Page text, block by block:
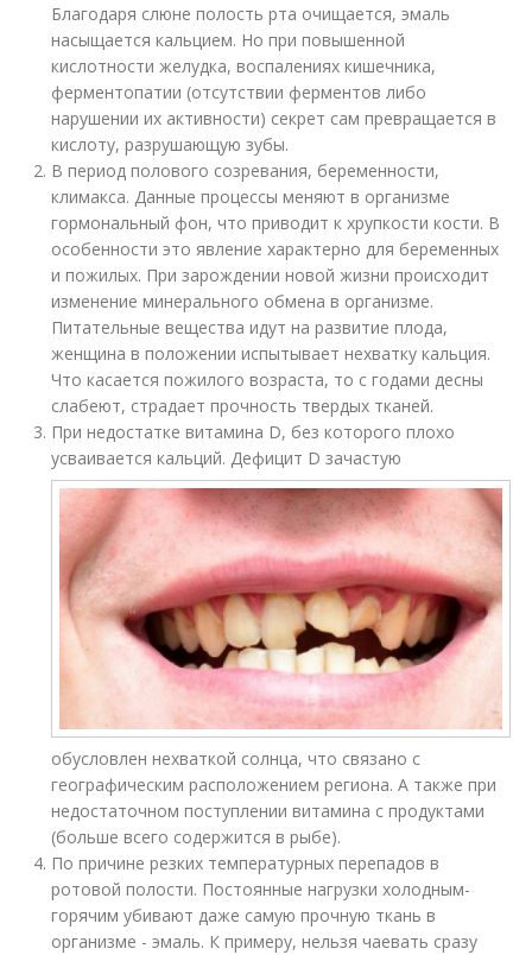
Благодаря слюне полость рта очищается, эмаль
насыщается кальцием. Но при повышенной
кислотности желудка, воспалениях кишечника,
ферментопатии (отсутствии ферментов либо
нарушении их активности) секрет сам превращается в
кислоту, разрушающую зубы.
В период полового созревания, беременности,
климакса. Данные процессы меняют в организме
гормональный фон, что приводит к хрупкости кости. В
особенности это явление характерно для беременных
и пожилых. При зарождении новой жизни происходит
изменение минерального обмена в организме.
Питательные вещества идут на развитие плода,
женщина в положении испытывает нехватку кальция.
Что касается пожилого возраста, то с годами десны
слабеют, страдает прочность твердых тканей.
При недостатке витамина D, без которого плохо
усваивается кальций. Дефицит D зачастую
обусловлен нехваткой солнца, что связано с
географическим расположением региона. А также при
недостаточном поступлении витамина с продуктами
(больше всего содержится в рыбе).
По причине резких температурных перепадов в
ротовой полости. Постоянные нагрузки холодным-
горячим убивают даже самую прочную ткань в
организме - эмаль. К примеру, нельзя чаевать сразу